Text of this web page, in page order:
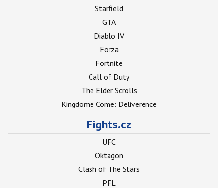
Starfield
GTA
Diablo IV
Forza
Fortnite
Call of Duty
The Elder Scrolls
Kingdome Come: Deliverence
Fights.cz
UFC
Oktagon
Clash of The Stars
PFL